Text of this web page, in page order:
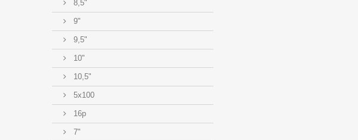
8,5"
9"
9,5"
10"
10,5"
5x100
16p
7"